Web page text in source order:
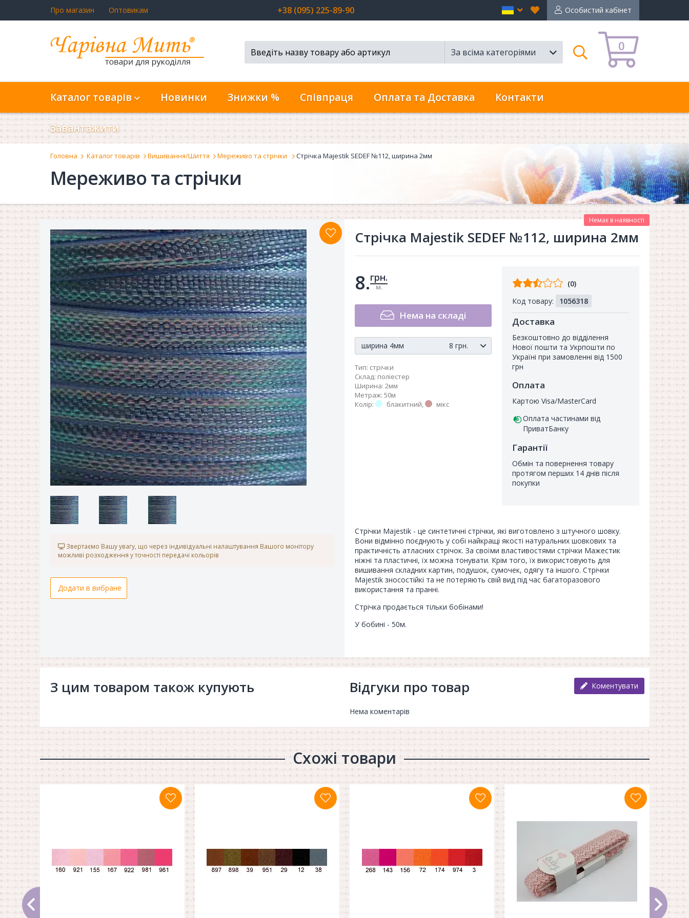
Про магазин Оптовикам +38 (095) 225-89-90 Особистий кабінет
Вибране
en
0
За всіма категоріями
Пошук
Каталог товарів Новинки Знижки % Співпраця Оплата та Доставка Контакти
Завантажити
Головна Каталог товарів Вишивання/Шиття Мереживо та стрічки Стрічка Majestik SEDEF №112, ширина 2мм
Мереживо та стрічки
Звертаємо Вашу увагу, що через індивідуальні налаштування Вашого монітору
можливі розходження у точності передачі кольорів
Додати в вибране
Стрічка Majestik SEDEF №112, ширина 2мм
Немає в наявності
8.грн.
м.
Нема на складі
ширина 4мм 8 грн.
Тип: стрічки
Склад: поліестер
Ширина: 2мм
Метраж: 50м
Колір: блакитний, мікс
Відгуків
покупців
(0)
Код товару:
1056318
Доставка
Безкоштовно до відділення
Нової пошти та Укрпошти по
Україні при замовленні від 1500
грн
Оплата
Картою Visa/MasterCard
Оплата частинами від
ПриватБанку
Гарантії
Обмін та повернення товару
протягом перших 14 днів після
покупки
Стрічки Majestik - це синтетичні стрічки, які виготовлено з штучного шовку.
Вони відмінно поєднують у собі найкращі якості натуральних шовкових та
практичність атласних стрічок. За своїми властивостями стрічки Мажестик
ніжні та пластичні, їх можна тонувати. Крім того, їх використовують для
вишивання складних картин, подушок, сумочек, одягу та іншого. Стрічки
Majestik зносостійкі та не потеряють свій вид під час багаторазового
використання та пранні.
Стрічка продається тільки бобінами!
У бобині - 50м.
З цим товаром також купують Відгуки про товар Коментувати
Нема коментарів
Схожі товари